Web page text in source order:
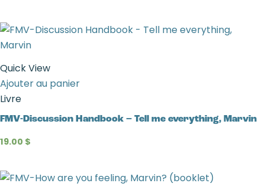
Quick View
Ajouter au panier
Livre
FMV-Discussion Handbook – Tell me everything, Marvin
19.00 $